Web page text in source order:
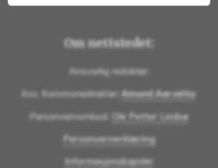
Om nettstedet:
Ansvarlig redaktør:
Ass. Kommunedirektør: Amund Aarvelta
Personvernombud:
Ole Petter Lindsø
Personvernerklæring
Informasjonskapsler